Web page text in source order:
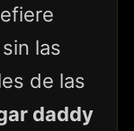
las
de las
daddy